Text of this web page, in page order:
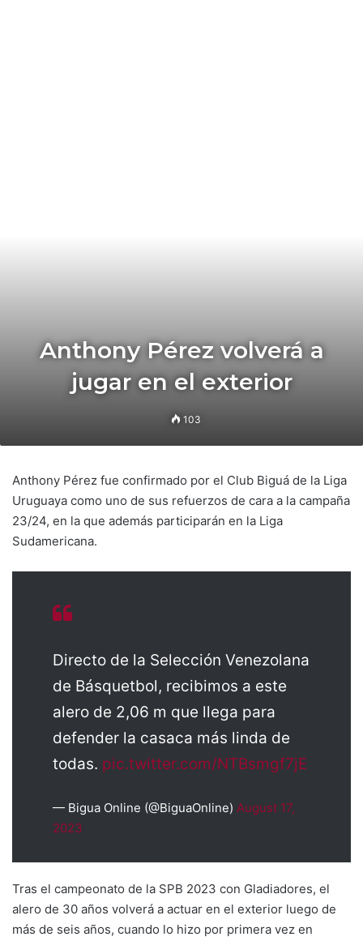
Anthony Pérez volverá a
jugar en el exterior
103
Anthony Pérez fue confirmado por el Club Biguá de la Liga
Uruguaya como uno de sus refuerzos de cara a la campaña
23/24, en la que además participarán en la Liga
Sudamericana.
Directo de la Selección Venezolana
de Básquetbol, recibimos a este
alero de 2,06 m que llega para
defender la casaca más linda de
todas. pic.twitter.com/NTBsmgf7jE
— Bigua Online (@BiguaOnline) August 17,
2023
Tras el campeonato de la SPB 2023 con Gladiadores, el
alero de 30 años volverá a actuar en el exterior luego de
más de seis años, cuando lo hizo por primera vez en